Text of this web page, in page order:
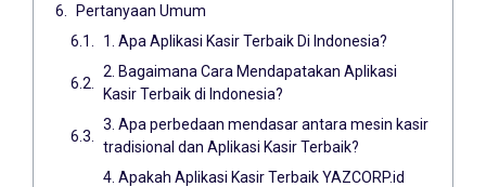
Pertanyaan Umum
1. Apa Aplikasi Kasir Terbaik Di Indonesia?
2. Bagaimana Cara Mendapatakan Aplikasi
Kasir Terbaik di Indonesia?
3. Apa perbedaan mendasar antara mesin kasir
tradisional dan Aplikasi Kasir Terbaik?
4. Apakah Aplikasi Kasir Terbaik YAZCORP.id